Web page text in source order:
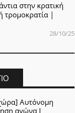
στην κρατική
τρομοκρατία |
28/10/25
Αυτόνομη
αγώνα Ι